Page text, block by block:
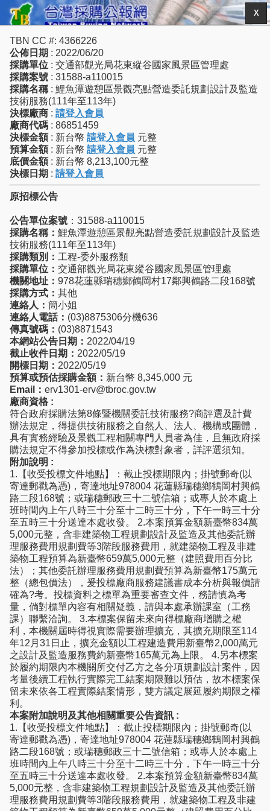
X
TBN CC #: 4366226
公佈日期 : 2022/06/20
採購單位 : 交通部觀光局花東縱谷國家風景區管理處
採購案號 : 31588-a110015
採購名稱 : 鯉魚潭遊憩區景觀亮點營造委託規劃設計及監造
技術服務(111年至113年)
決標廠商 : 請登入會員
廠商代碼 : 86851459
決標金額 : 新台幣 請登入會員 元整
預算金額 : 新台幣 請登入會員 元整
底價金額 : 新台幣 8,213,100元整
決標日期 : 請登入會員
原招標公告
公告單位案號 ：31588-a110015
採購名稱： 鯉魚潭遊憩區景觀亮點營造委託規劃設計及監造
技術服務(111年至113年)
採購類別： 工程-委外服務類
採購單位： 交通部觀光局花東縱谷國家風景區管理處
機關地址： 978花蓮縣瑞穗鄉鶴岡村17鄰興鶴路二段168號
採購方式： 其他
連絡人： 簡小姐
連絡人電話： (03)8875306分機636
傳真號碼： (03)8871543
本網站公告日期： 2022/04/19
截止收件日期： 2022/05/19
開標日期： 2022/05/19
預算或預估採購金額： 新台幣 8,345,000 元
Email： erv1301-erv@tbroc.gov.tw
廠商資格 :
符合政府採購法第8條暨機關委託技術服務?商評選及計費
辦法規定，得提供技術服務之自然人、法人、機構或團體，
具有實務經驗及景觀工程相關專門人員者為佳，且無政府採
購法規定不得參加投標或作為決標對象者，詳評選須知。
附加說明 :
1.【收受投標文件地點】：截止投標期限內；掛號郵奇(以
寄達郵戳為憑)，寄達地址978004 花蓮縣瑞穗鄉鶴岡村興鶴
路二段168號；或瑞穗郵政三十二號信箱；或專人於本處上
班時間內上午八時三十分至十二時三十分，下午一時三十分
至五時三十分送達本處收發。 2.本案預算金額新臺幣834萬
5,000元整，含非建築物工程規劃設計及監造及其他委託辦
理服務費用規劃費等3階段服務費用，就建築物工程及非建
築物工程預算為新臺幣659萬5,000元整（建照費用百分比
法）；其他委託辦理服務費用規劃費預算為新臺幣175萬元
整（總包價法），爰投標廠商服務建議書成本分析與報價請
確為?考。投標資料之標單為重要審查文件，務請慎為考
量，倘對標單內容有相關疑義，請與本處承辦課室（工務
課）聯繫洽詢。 3.本標案保留未來向得標廠商增購之權
利，本機關屆時得視實際需要辦理擴充，其擴充期限至114
年12月31日止，擴充金額以工程建造費用新臺幣2,000萬元
之設計及監造服務費約新臺幣165萬元為上限。 4.另本標案
於履約期限內本機關所交付乙方之各分項規劃設計案件，因
考量後續工程執行實際完工結案期限難以預估，故本標案保
留未來依各工程實際結案情形，雙方議定展延履約期限之權
利。
本案附加說明及其他相關重要公告資訊 :
1.【收受投標文件地點】：截止投標期限內；掛號郵奇(以
寄達郵戳為憑)，寄達地址978004 花蓮縣瑞穗鄉鶴岡村興鶴
路二段168號；或瑞穗郵政三十二號信箱；或專人於本處上
班時間內上午八時三十分至十二時三十分，下午一時三十分
至五時三十分送達本處收發。 2.本案預算金額新臺幣834萬
5,000元整，含非建築物工程規劃設計及監造及其他委託辦
理服務費用規劃費等3階段服務費用，就建築物工程及非建